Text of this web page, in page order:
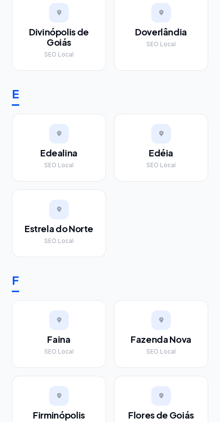
Divinópolis de
Goiás
SEO Local
Doverlândia
SEO Local
E
Edealina
SEO Local
Edéia
SEO Local
Estrela do Norte
SEO Local
F
Faina
SEO Local
Fazenda Nova
SEO Local
Firminópolis Flores de Goiás